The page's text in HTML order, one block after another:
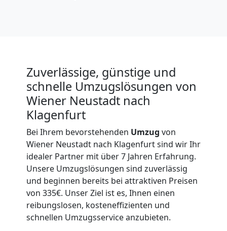
Zuverlässige, günstige und
schnelle Umzugslösungen von
Wiener Neustadt nach
Klagenfurt
Bei Ihrem bevorstehenden Umzug von
Wiener Neustadt nach Klagenfurt sind wir Ihr
idealer Partner mit über 7 Jahren Erfahrung.
Unsere Umzugslösungen sind zuverlässig
und beginnen bereits bei attraktiven Preisen
von 335€. Unser Ziel ist es, Ihnen einen
reibungslosen, kosteneffizienten und
schnellen Umzugsservice anzubieten.